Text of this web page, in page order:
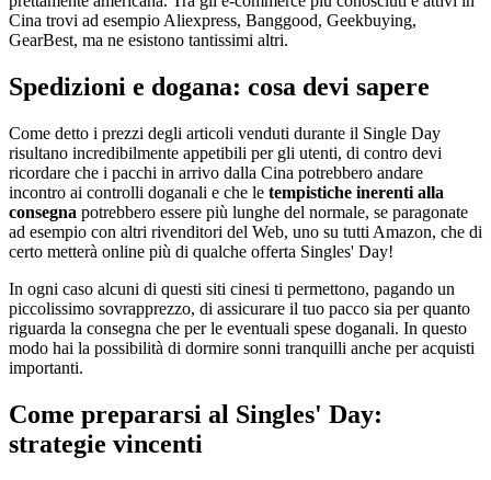
Cina trovi ad esempio Aliexpress, Banggood, Geekbuying,
GearBest, ma ne esistono tantissimi altri.
Spedizioni e dogana: cosa devi sapere
Come detto i prezzi degli articoli venduti durante il Single Day
risultano incredibilmente appetibili per gli utenti, di contro devi
ricordare che i pacchi in arrivo dalla Cina potrebbero andare
incontro ai controlli doganali e che le tempistiche inerenti alla
consegna potrebbero essere più lunghe del normale, se paragonate
ad esempio con altri rivenditori del Web, uno su tutti Amazon, che di
certo metterà online più di qualche offerta Singles' Day!
In ogni caso alcuni di questi siti cinesi ti permettono, pagando un
piccolissimo sovrapprezzo, di assicurare il tuo pacco sia per quanto
riguarda la consegna che per le eventuali spese doganali. In questo
modo hai la possibilità di dormire sonni tranquilli anche per acquisti
importanti.
Come prepararsi al Singles' Day:
strategie vincenti